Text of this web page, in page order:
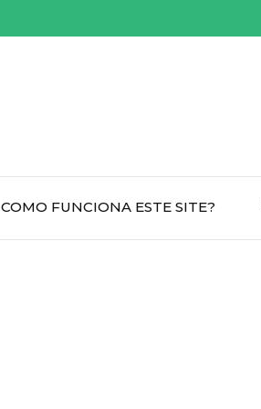
COMO FUNCIONA ESTE SITE?